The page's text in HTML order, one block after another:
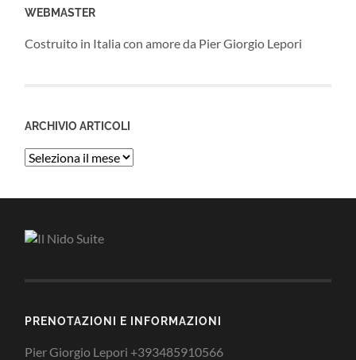
WEBMASTER
Costruito in Italia con amore da Pier Giorgio Lepori
ARCHIVIO ARTICOLI
Archivio
PRENOTAZIONI E INFORMAZIONI
Pier Giorgio Lepori +393485910566